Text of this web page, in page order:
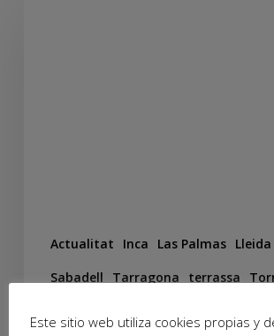
Actualitat Inca Las Palmas Lleida
Sabadell
Tarragona terrassa
Este sitio web utiliza cookies propias y